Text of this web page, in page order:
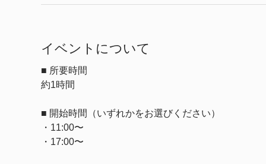
イベントについて
■ 所要時間
約1時間
■ 開始時間（いずれかをお選びください）
・11:00〜
・17:00〜